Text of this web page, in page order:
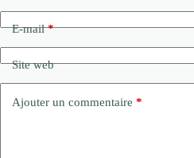
E-mail*
Site web
Ajouter un commentaire *